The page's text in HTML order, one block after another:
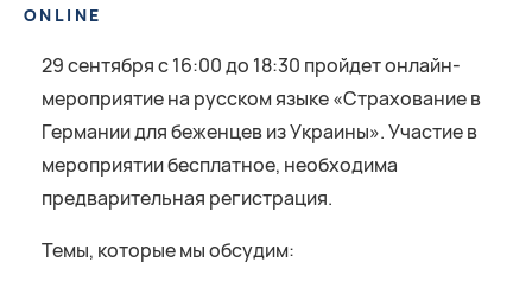
ONLINE
29 сентября с 16:00 до 18:30 пройдет онлайн-
мероприятие на русском языке «Страхование в
Германии для беженцев из Украины». Участие в
мероприятии бесплатное, необходима
предварительная регистрация.
Темы, которые мы обсудим: